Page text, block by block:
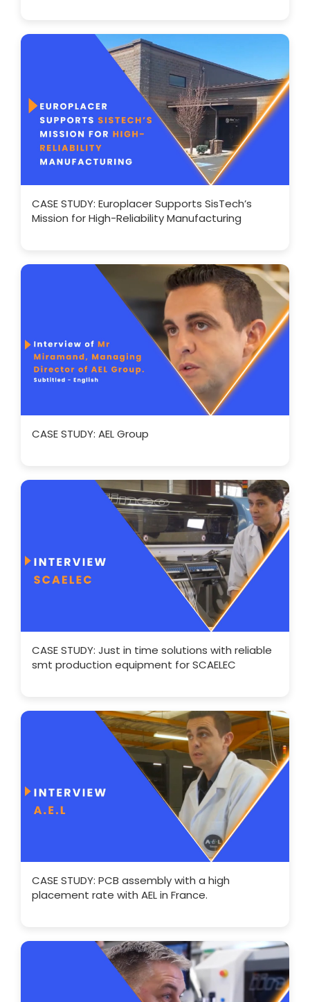
CASE STUDY: Europlacer Supports SisTech’s
Mission for High-Reliability Manufacturing
CASE STUDY: AEL Group
CASE STUDY: Just in time solutions with reliable
smt production equipment for SCAELEC
CASE STUDY: PCB assembly with a high
placement rate with AEL in France.